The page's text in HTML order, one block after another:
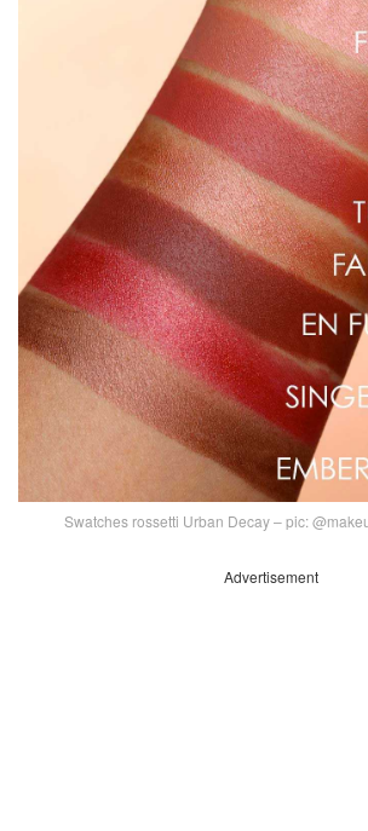
Swatches rossetti Urban Decay – pic:
Advertisement